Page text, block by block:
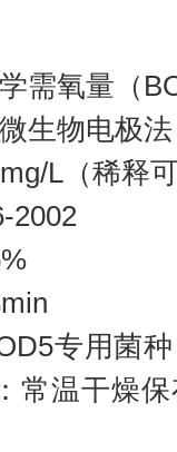
需氧量（
生物电极法
L（稀释
2002
专用菌
常温干燥